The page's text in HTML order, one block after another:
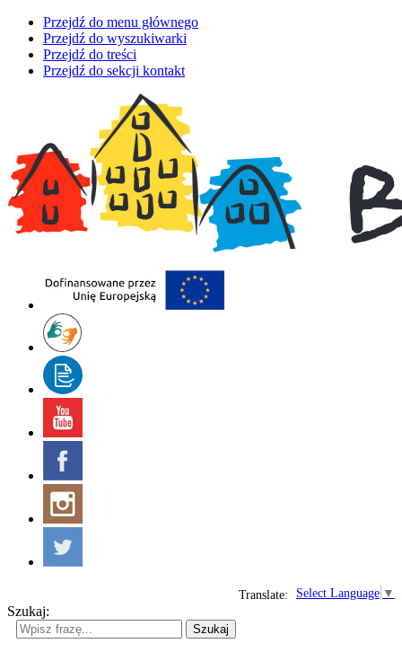
Przejdź do menu głównego
Przejdź do wyszukiwarki
Przejdź do treści
Przejdź do sekcji kontakt
Select Language ▼
Translate:
Szukaj:
Szukaj